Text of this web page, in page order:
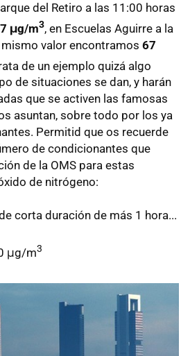
del Retiro a las 11:00 horas
μg/m3, en Escuelas Aguirre a la
valor encontramos 67
de un ejemplo quizá algo
de situaciones se dan, y harán
que se activen las famosas
asuntan, sobre todo por los ya
Permitid que os recuerde
de condicionantes que
de la OMS para estas
de nitrógeno:
corta duración de más 1 hora...
μg/m3